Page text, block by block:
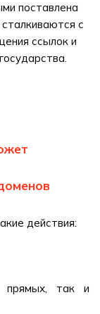
поставлена
с
ссылок и
действия:
прямых, так и